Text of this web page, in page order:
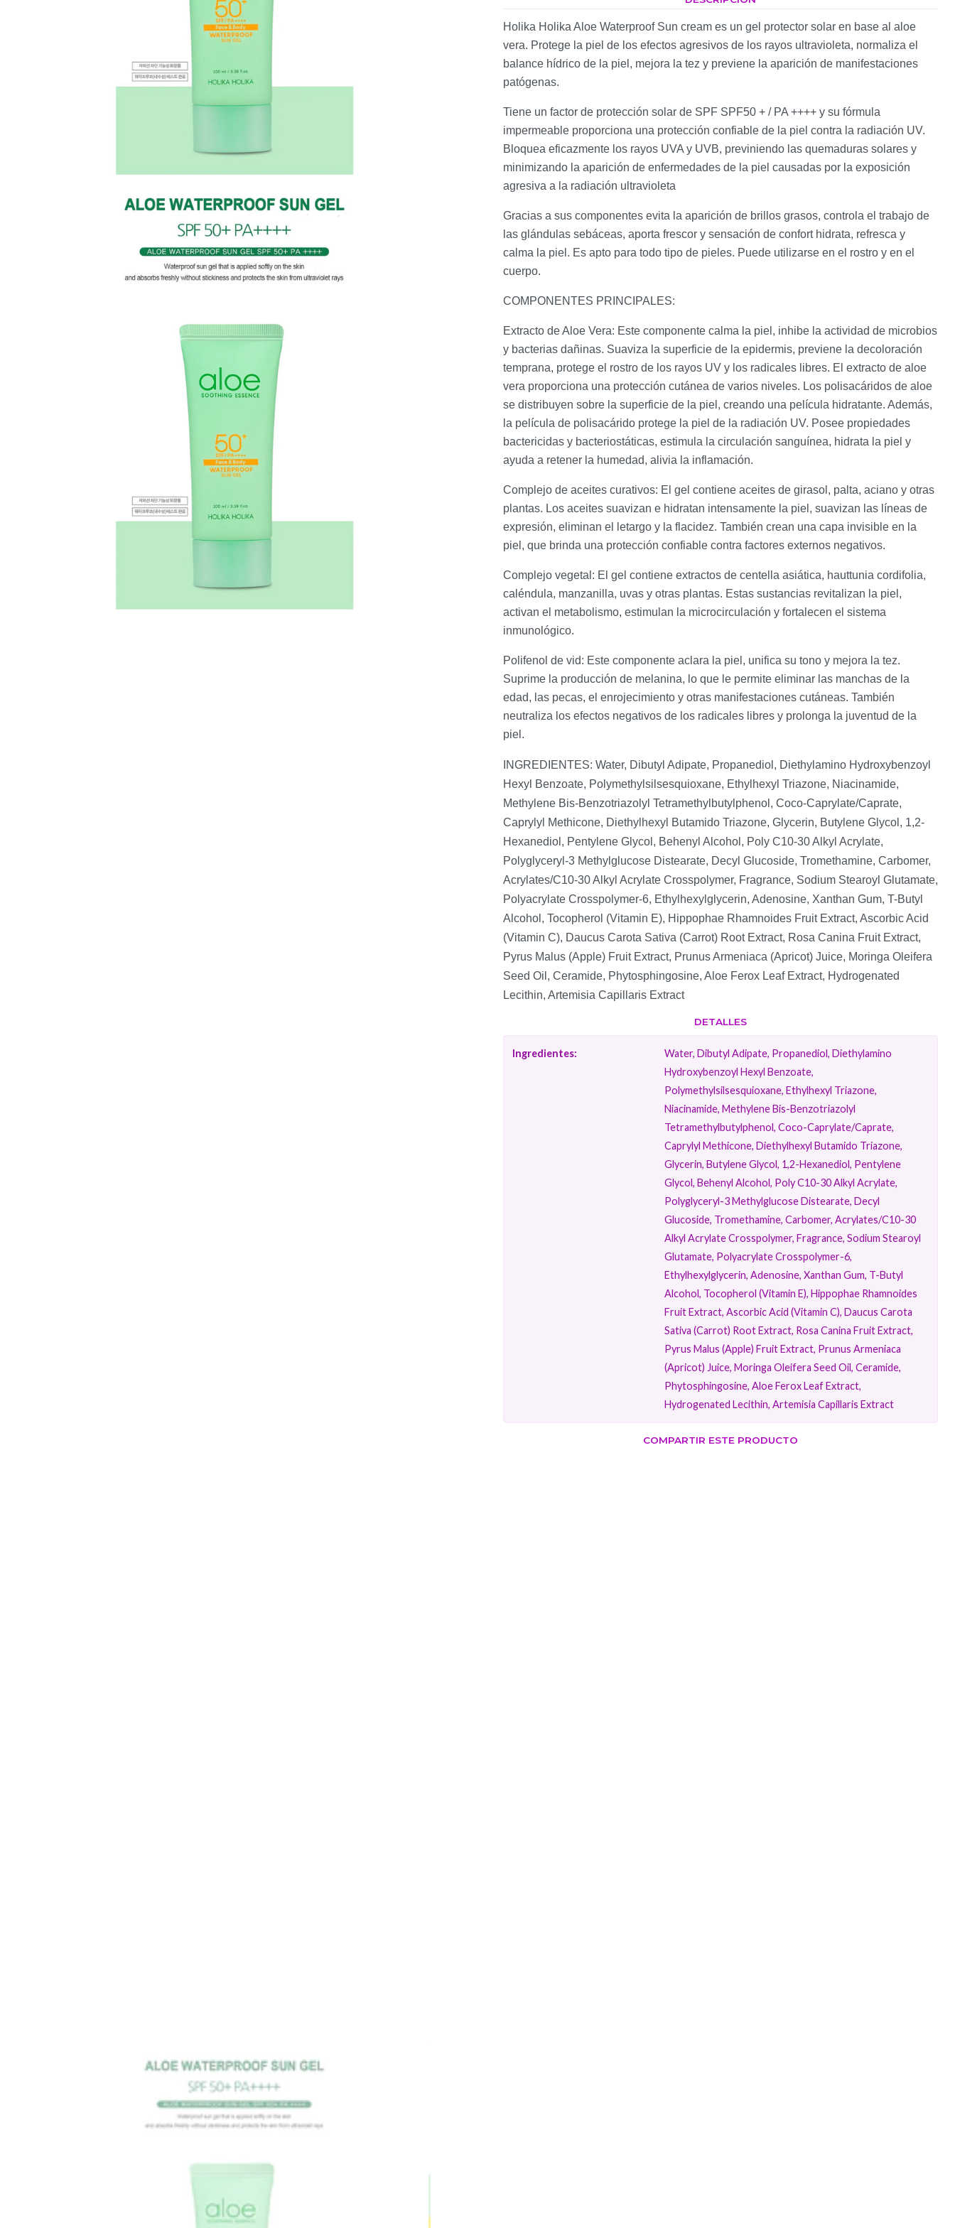
Holika Holika Aloe Waterproof Sun cream es un gel protector solar en base al aloe
vera. Protege la piel de los efectos agresivos de los rayos ultravioleta, normaliza el
balance hídrico de la piel, mejora la tez y previene la aparición de manifestaciones
patógenas.
Tiene un factor de protección solar de SPF SPF50 + / PA ++++ y su fórmula
impermeable proporciona una protección confiable de la piel contra la radiación UV.
Bloquea eficazmente los rayos UVA y UVB, previniendo las quemaduras solares y
minimizando la aparición de enfermedades de la piel causadas por la exposición
agresiva a la radiación ultravioleta
Gracias a sus componentes evita la aparición de brillos grasos, controla el trabajo de
las glándulas sebáceas, aporta frescor y sensación de confort hidrata, refresca y
calma la piel. Es apto para todo tipo de pieles. Puede utilizarse en el rostro y en el
cuerpo.
COMPONENTES PRINCIPALES:
Extracto de Aloe Vera: Este componente calma la piel, inhibe la actividad de microbios
y bacterias dañinas. Suaviza la superficie de la epidermis, previene la decoloración
temprana, protege el rostro de los rayos UV y los radicales libres. El extracto de aloe
vera proporciona una protección cutánea de varios niveles. Los polisacáridos de aloe
se distribuyen sobre la superficie de la piel, creando una película hidratante. Además,
la película de polisacárido protege la piel de la radiación UV. Posee propiedades
bactericidas y bacteriostáticas, estimula la circulación sanguínea, hidrata la piel y
ayuda a retener la humedad, alivia la inflamación.
Complejo de aceites curativos: El gel contiene aceites de girasol, palta, aciano y otras
plantas. Los aceites suavizan e hidratan intensamente la piel, suavizan las líneas de
expresión, eliminan el letargo y la flacidez. También crean una capa invisible en la
piel, que brinda una protección confiable contra factores externos negativos.
Complejo vegetal : El gel contiene extractos de centella asiática, hauttunia cordifolia,
caléndula, manzanilla, uvas y otras plantas. Estas sustancias revitalizan la piel,
activan el metabolismo, estimulan la microcirculación y fortalecen el sistema
inmunológico.
Polifenol de vid: Este componente aclara la piel, unifica su tono y mejora la tez.
Suprime la producción de melanina, lo que le permite eliminar las manchas de la
edad, las pecas, el enrojecimiento y otras manifestaciones cutáneas. También
neutraliza los efectos negativos de los radicales libres y prolonga la juventud de la
piel.
INGREDIENTES: Water, Dibutyl Adipate, Propanediol, Diethylamino Hydroxybenzoyl
Hexyl Benzoate, Polymethylsilsesquioxane, Ethylhexyl Triazone, Niacinamide,
Methylene Bis-Benzotriazolyl Tetramethylbutylphenol, Coco-Caprylate/Caprate,
Caprylyl Methicone, Diethylhexyl Butamido Triazone, Glycerin, Butylene Glycol, 1,2-
Hexanediol, Pentylene Glycol, Behenyl Alcohol, Poly C10-30 Alkyl Acrylate,
Polyglyceryl-3 Methylglucose Distearate, Decyl Glucoside, Tromethamine, Carbomer,
Acrylates/C10-30 Alkyl Acrylate Crosspolymer, Fragrance, Sodium Stearoyl Glutamate,
Polyacrylate Crosspolymer-6, Ethylhexylglycerin, Adenosine, Xanthan Gum, T-Butyl
Alcohol, Tocopherol (Vitamin E), Hippophae Rhamnoides Fruit Extract, Ascorbic Acid
(Vitamin C), Daucus Carota Sativa (Carrot) Root Extract, Rosa Canina Fruit Extract,
Pyrus Malus (Apple) Fruit Extract, Prunus Armeniaca (Apricot) Juice, Moringa Oleifera
Seed Oil, Ceramide, Phytosphingosine, Aloe Ferox Leaf Extract, Hydrogenated
Lecithin, Artemisia Capillaris Extract
DETALLES
Ingredientes:
Water, Dibutyl Adipate, Propanediol, Diethylamino
Hydroxybenzoyl Hexyl Benzoate,
Polymethylsilsesquioxane, Ethylhexyl Triazone,
Niacinamide, Methylene Bis-Benzotriazolyl
Tetramethylbutylphenol, Coco-Caprylate/​Caprate,
Caprylyl Methicone, Diethylhexyl Butamido Triazone,
Glycerin, Butylene Glycol, 1,2-Hexanediol, Pentylene
Glycol, Behenyl Alcohol, Poly C10-30 Alkyl Acrylate,
Polyglyceryl-3 Methylglucose Distearate, Decyl
Glucoside, Tromethamine, Carbomer, Acrylates/​C10-30
Alkyl Acrylate Crosspolymer, Fragrance, Sodium Stearoyl
Glutamate, Polyacrylate Crosspolymer-6,
Ethylhexylglycerin, Adenosine, Xanthan Gum, T-Butyl
Alcohol, Tocopherol (Vitamin E), Hippophae Rhamnoides
Fruit Extract, Ascorbic Acid (Vitamin C), Daucus Carota
Sativa (Carrot) Root Extract, Rosa Canina Fruit Extract,
Pyrus Malus (Apple) Fruit Extract, Prunus Armeniaca
(Apricot) Juice, Moringa Oleifera Seed Oil, Ceramide,
Phytosphingosine, Aloe Ferox Leaf Extract,
Hydrogenated Lecithin, Artemisia Capillaris Extract
COMPARTIR ESTE PRODUCTO